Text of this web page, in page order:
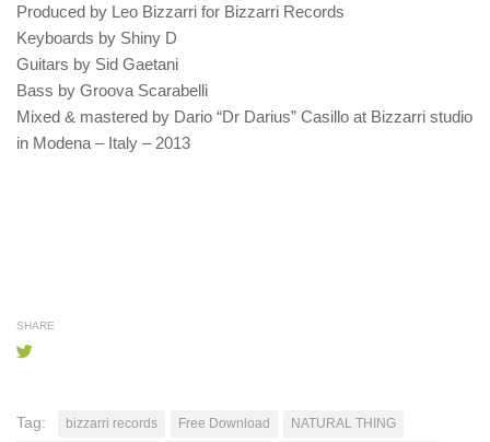
Produced by Leo Bizzarri for Bizzarri Records
Keyboards by Shiny D
Guitars by Sid Gaetani
Bass by Groova Scarabelli
Mixed & mastered by Dario “Dr Darius” Casillo at Bizzarri studio
in Modena – Italy – 2013
SHARE
Tag: bizzarri records Free Download
NATURAL THING